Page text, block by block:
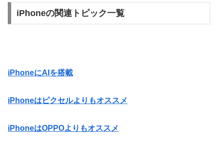
iPhoneの関連トピック一覧
iPhoneにAIを搭載
iPhoneはピクセルよりもオススメ
iPhoneはOPPOよりもオススメ